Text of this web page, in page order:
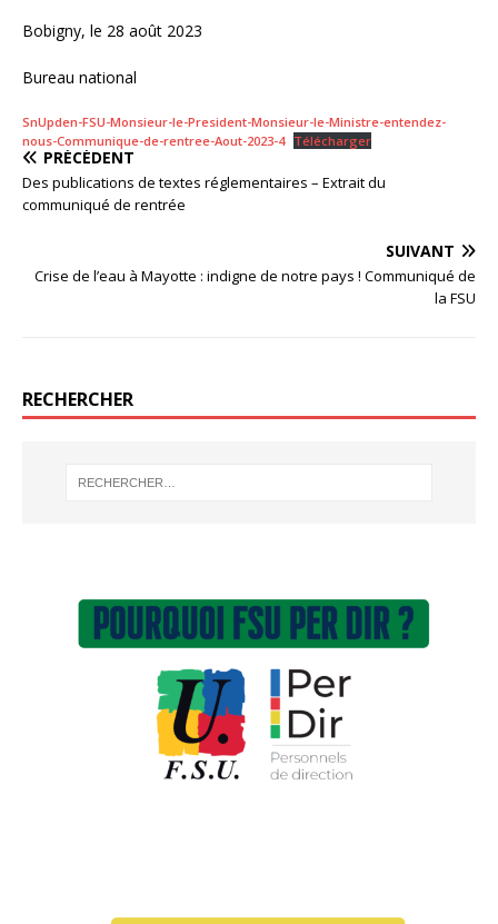
Bobigny, le 28 août 2023
Bureau national
SnUpden-FSU-Monsieur-le-President-Monsieur-le-Ministre-entendez-
nous-Communique-de-rentree-Aout-2023-4 Télécharger
PRÉCÉDENT
Des publications de textes réglementaires – Extrait du
communiqué de rentrée
SUIVANT
Crise de l’eau à Mayotte : indigne de notre pays ! Communiqué de
la FSU
RECHERCHER